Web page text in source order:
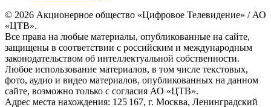
© 2026 Акционерное общество «Цифровое Телевидение» / АО
«ЦТВ».
Все права на любые материалы, опубликованные на сайте,
защищены в соответствии с российским и международным
законодательством об интеллектуальной собственности.
Любое использование материалов, в том числе текстовых,
фото, аудио и видео материалов, опубликованных на данном
сайте, возможно только с согласия АО «ЦТВ».
Адрес места нахождения: 125 167, г. Москва, Ленинградский